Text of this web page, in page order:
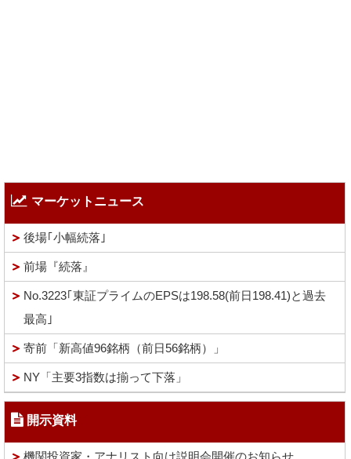
マーケットニュース
後場｢小幅続落｣
前場『続落』
No.3223｢東証プライムのEPSは198.58(前日198.41)と過去
最高｣
寄前「新高値96銘柄（前日56銘柄）」
NY「主要3指数は揃って下落」
開示資料